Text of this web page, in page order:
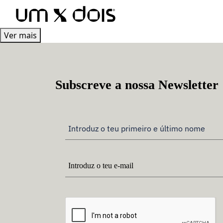
Ver mais
Subscreve a nossa Newsletter